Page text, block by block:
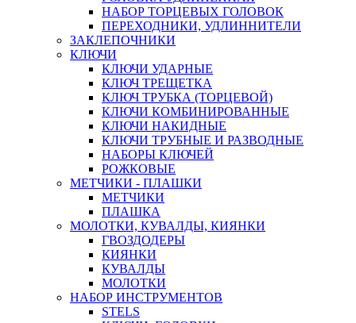
НАБОР ТОРЦЕВЫХ ГОЛОВОК
ПЕРЕХОДНИКИ, УДЛИННИТЕЛИ
ЗАКЛЕПОЧНИКИ
КЛЮЧИ
КЛЮЧИ УДАРНЫЕ
КЛЮЧ ТРЕЩЕТКА
КЛЮЧ ТРУБКА (ТОРЦЕВОЙ)
КЛЮЧИ КОМБИНИРОВАННЫЕ
КЛЮЧИ НАКИДНЫЕ
КЛЮЧИ ТРУБНЫЕ И РАЗВОДНЫЕ
НАБОРЫ КЛЮЧЕЙ
РОЖКОВЫЕ
МЕТЧИКИ - ПЛАШКИ
МЕТЧИКИ
ПЛАШКА
МОЛОТКИ, КУВАЛДЫ, КИЯНКИ
ГВОЗДОДЕРЫ
КИЯНКИ
КУВАЛДЫ
МОЛОТКИ
НАБОР ИНСТРУМЕНТОВ
STELS